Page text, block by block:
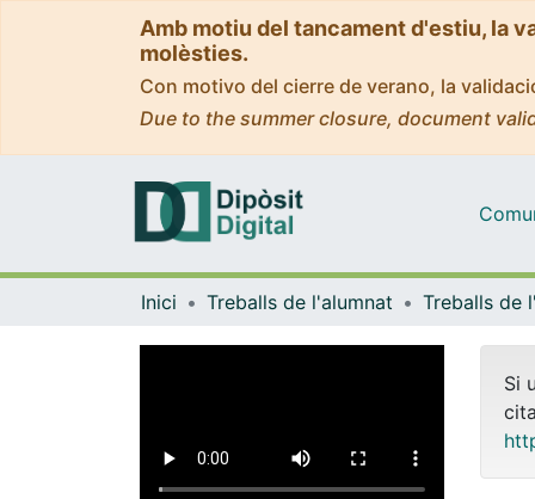
Amb motiu del tancament d'estiu, la
molèsties.
Con motivo del cierre de verano, la
Due to the summer closure, document
Inici Treballs de l'alumnat
Si